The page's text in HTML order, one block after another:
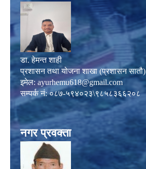
डा. हेमन्त शाही
प्रशासन तथा योजना शाखा (प्रशासन सातौ)
इमेल: ayurhemu618@gmail.com
सम्पर्क नं: ०८७-५९४०२३\९८५८३६६२०८
नगर प्रवक्ता